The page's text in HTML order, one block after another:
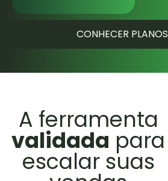
CONHECER PLANOS
A ferramenta
validada para
escalar suas